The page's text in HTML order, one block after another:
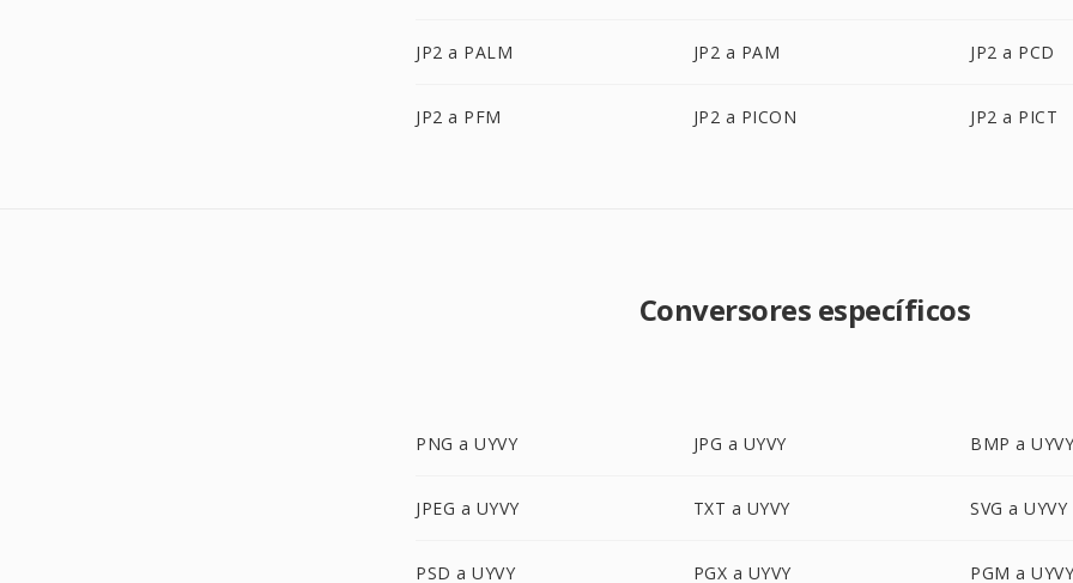
JP2 a PALM JP2 a PAM JP2 a PCD
JP2 a PFM JP2 a PICON JP2 a PICT
Conversores específicos
PNG a UYVY JPG a UYVY BMP a
JPEG a UYVY TXT a UYVY SVG a UYVY
PSD a UYVY PGX a UYVY PGM a